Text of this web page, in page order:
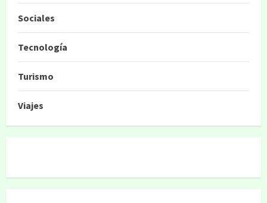
Sociales
Tecnología
Turismo
Viajes